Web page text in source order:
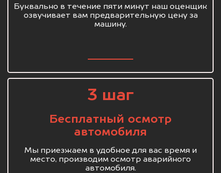
Буквально в течение пяти минут наш оценщик
озвучивает вам предварительную цену за
машину.
3 шаг
Бесплатный осмотр
автомобиля
Мы приезжаем в удобное для вас время и
место, производим осмотр аварийного
автомобиля.